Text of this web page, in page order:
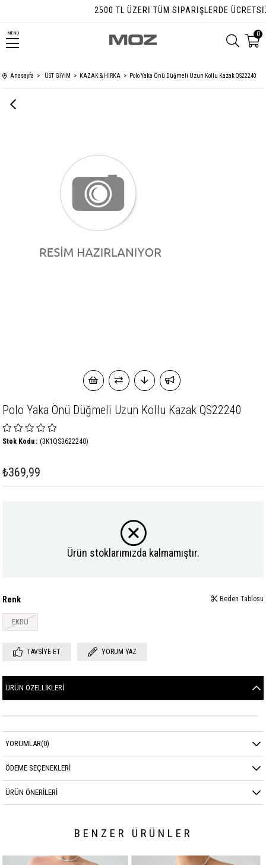
2500 TL ÜZERI TÜM SIPARIŞLERDE ÜCRETSIZ
MENU 0
Anasayfa ÜST GİYİM KAZAK & HIRKA Polo Yaka Önü Düğmeli Uzun Kollu Kazak QS22240
Polo Yaka Önü Düğmeli Uzun Kollu Kazak QS22240
(3K1QS3622240)
Stok Kodu
₺369,99
Ürün stoklarımızda kalmamıştır.
Renk
EKRU
Beden Tablosu
TAVSIYE ET YORUM YAZ
ÜRÜN ÖZELLIKLERI
YORUMLAR(0)
ÖDEME SEÇENEKLERI
ÜRÜN ÖNERILERI
BENZER ÜRÜNLER